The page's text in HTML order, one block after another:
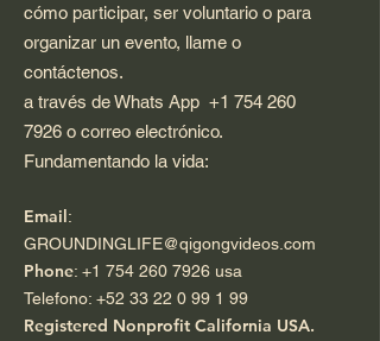
cómo participar, ser voluntario o para
organizar un evento, llame o
contáctenos.
a través de Whats App +1 754 260
7926 o correo electrónico.
Fundamentando la vida:
Email:
GROUNDINGLIFE@qigongvideos.com
Phone: +1 754 260 7926 usa
Telefono: +52 33 22 0 99 1 99
Registered Nonprofit California USA.